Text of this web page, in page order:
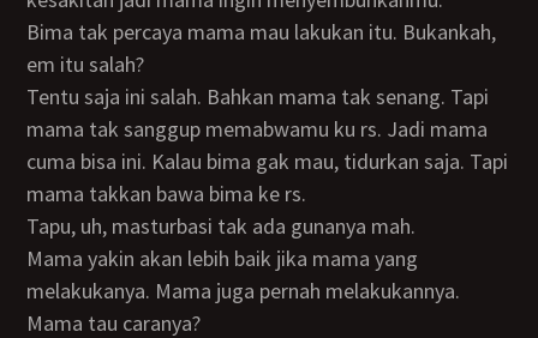
Bima tak percaya mama mau lakukan itu. Bukankah,
em itu salah?
Tentu saja ini salah. Bahkan mama tak senang. Tapi
mama tak sanggup memabwamu ku rs. Jadi mama
cuma bisa ini. Kalau bima gak mau, tidurkan saja. Tapi
mama takkan bawa bima ke rs.
Tapu, uh, masturbasi tak ada gunanya mah.
Mama yakin akan lebih baik jika mama yang
melakukanya. Mama juga pernah melakukannya.
Mama tau caranya?